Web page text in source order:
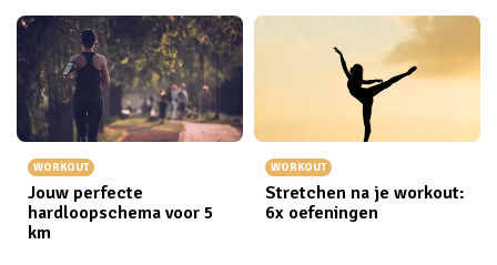
WORKOUT
Jouw perfecte
hardloopschema voor 5
km
WORKOUT
Stretchen na je workout:
6x oefeningen